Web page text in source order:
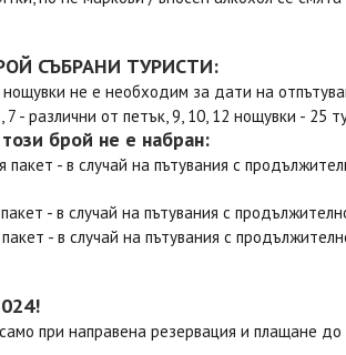
СЪБРАНИ ТУРИСТИ:
не е необходим за дати на
- различни от петък, 9, 10, 12 нощувки - 25
брой не е набран:
- в случай на пътувания с
- в случай на пътувания с
- в случай на пътувания с
при направена резервация и плащане до